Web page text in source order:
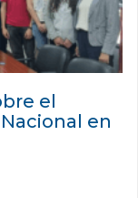
el
en